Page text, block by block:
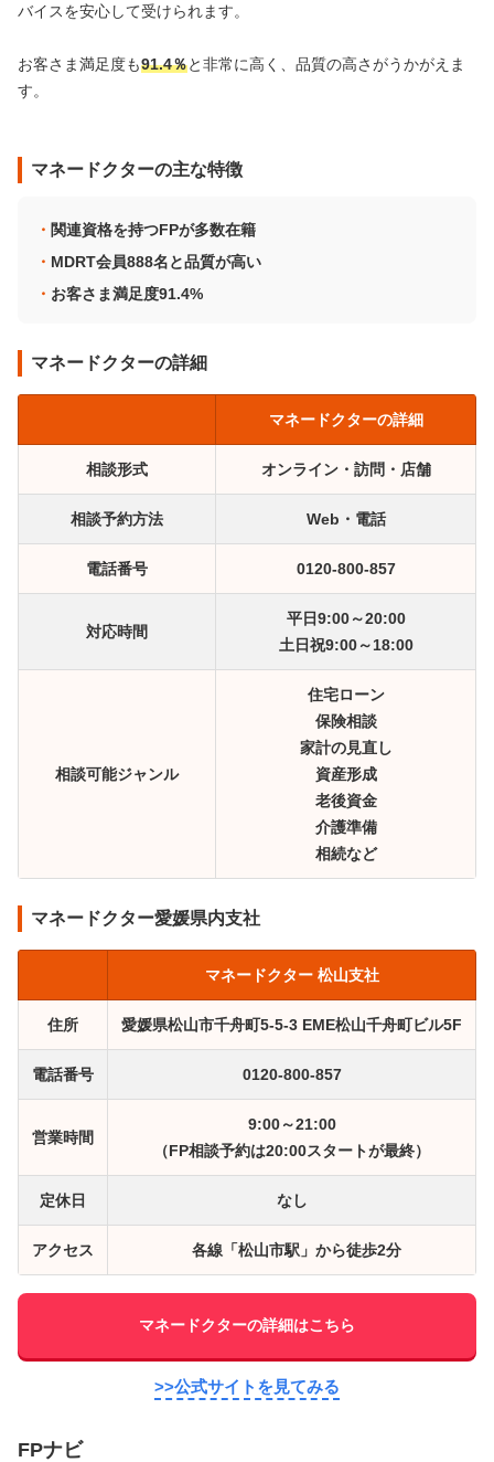
バイスを安心して受けられます。
お客さま満足度も91.4％と非常に高く、品質の高さがうかがえま
す。
マネードクターの主な特徴
関連資格を持つFPが多数在籍
MDRT会員888名と品質が高い
お客さま満足度91.4%
マネードクターの詳細
マネードクターの詳細
相談形式 オンライン・訪問・店舗
相談予約方法 Web・電話
電話番号 0120-800-857
対応時間
平日9:00～20:00
土日祝9:00～18:00
相談可能ジャンル
住宅ローン
保険相談
家計の見直し
資産形成
老後資金
介護準備
相続など
マネードクター愛媛県内支社
マネードクター 松山支社
住所 愛媛県松山市千舟町5-5-3 EME松山千舟町ビル5F
電話番号 0120-800-857
営業時間
9:00～21:00
（FP相談予約は20:00スタートが最終）
定休日 なし
アクセス 各線「松山市駅」から徒歩2分
マネードクターの詳細はこちら
>>公式サイトを見てみる
FPナビ